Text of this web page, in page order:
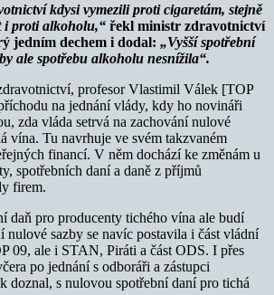
kdysi vymezili proti cigaretám, stejně
i proti alkoholu,“ řekl ministr zdravotnictví
jedním dechem i dodal: „Vyšší spotřební
ale spotřebu alkoholu nesnížila“.
profesor Vlastimil Válek [TOP
na jednání vlády, kdy ho novináři
zda vláda setrvá na zachování nulové
vína. Tu navrhuje ve svém takzvaném
financí. V něm dochází ke změnám u
spotřebních daní a daně z příjmů
firem.
daň pro producenty tichého vína ale budí
nulové sazby se navíc postavila i část vládní
09, ale i STAN, Piráti a část ODS. I přes
po jednání s odboráři a zástupci
doznal, s nulovou spotřební daní pro tichá